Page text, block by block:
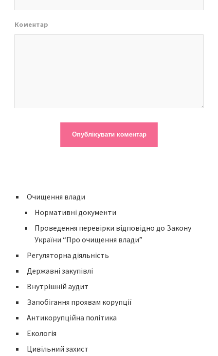
Коментар
Очищення влади
Нормативні документи
Проведення перевірки відповідно до Закону
України “Про очищення влади”
Регуляторна діяльність
Державні закупівлі
Внутрішній аудит
Запобігання проявам корупції
Антикорупційна політика
Екологія
Цивільний захист